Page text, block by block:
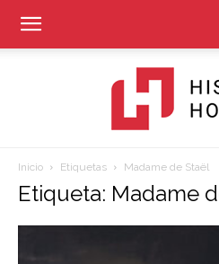
Inicio Etiquetas Madame de Staël
Etiqueta: Madame